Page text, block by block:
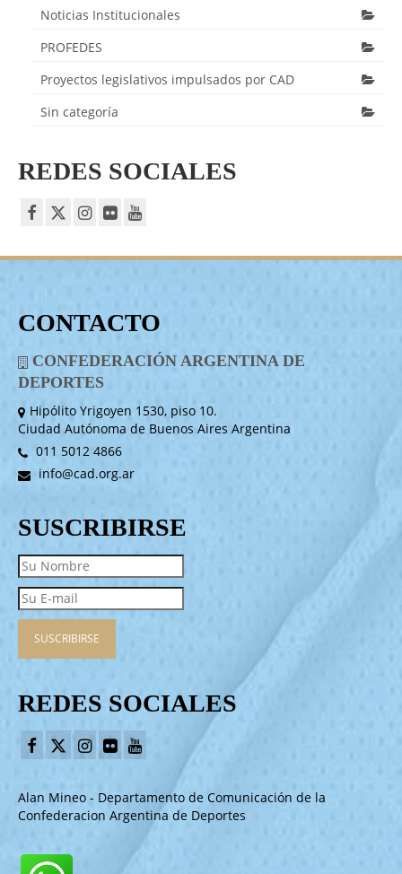
Noticias Institucionales
PROFEDES
Proyectos legislativos impulsados por CAD
Sin categoría
REDES SOCIALES
CONTACTO
CONFEDERACIÓN ARGENTINA DE
DEPORTES
Hipólito Yrigoyen 1530, piso 10.
Ciudad Autónoma de Buenos Aires Argentina
011 5012 4866
info@cad.org.ar
SUSCRIBIRSE
REDES SOCIALES
Alan Mineo - Departamento de Comunicación de la
Confederacion Argentina de Deportes